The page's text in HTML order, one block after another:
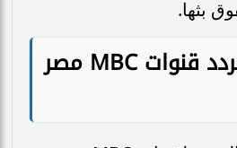
بثها.
طريقة ضبط تردد قنوات MBC مصر